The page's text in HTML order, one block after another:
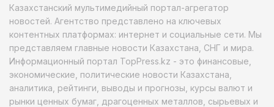
Казахстанский мультимедийный портал-агрегатор
новостей. Агентство представлено на ключевых
контентных платформах: интернет и социальные сети. Мы
представляем главные новости Казахстана, СНГ и мира.
Информационный портал TopPress.kz - это финансовые,
экономические, политические новости Казахстана,
аналитика, рейтинги, выводы и прогнозы, курсы валют и
рынки ценных бумаг, драгоценных металлов, сырьевых и